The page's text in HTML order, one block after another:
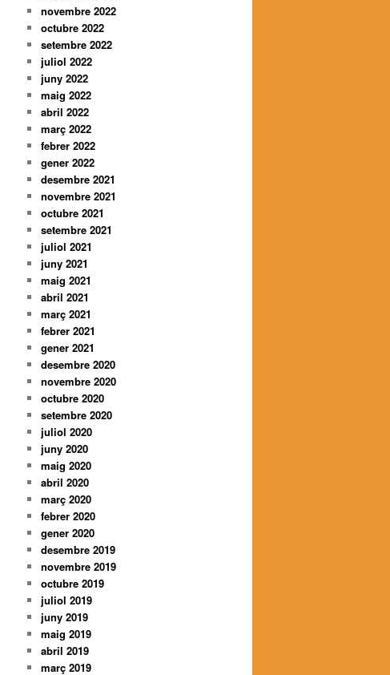
novembre 2022
octubre 2022
setembre 2022
juliol 2022
juny 2022
maig 2022
abril 2022
març 2022
febrer 2022
gener 2022
desembre 2021
novembre 2021
octubre 2021
setembre 2021
juliol 2021
juny 2021
maig 2021
abril 2021
març 2021
febrer 2021
gener 2021
desembre 2020
novembre 2020
octubre 2020
setembre 2020
juliol 2020
juny 2020
maig 2020
abril 2020
març 2020
febrer 2020
gener 2020
desembre 2019
novembre 2019
octubre 2019
juliol 2019
juny 2019
maig 2019
abril 2019
març 2019